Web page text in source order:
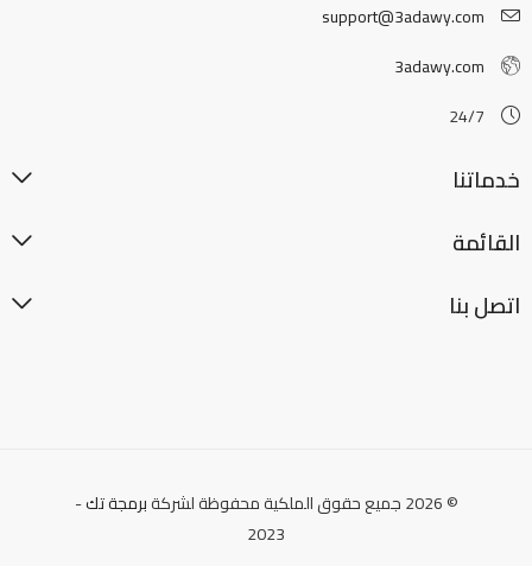
support@3adawy.com
3adawy.com
24/7
خدماتنا
القائمة
اتصل بنا
© 2026 جميع حقوق الملكية محفوظة لشركة برمجة تك-
2023